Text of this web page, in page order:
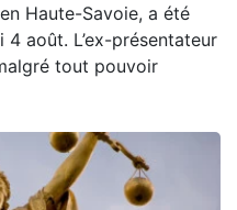
Haute-Savoie, a été
août. L’ex-présentateur
tout pouvoir